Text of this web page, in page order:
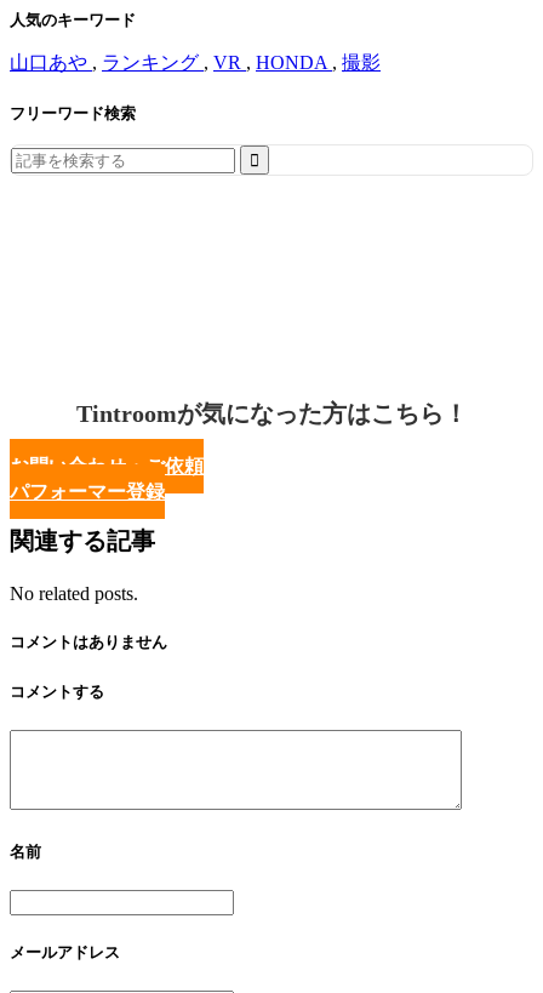
人気のキーワード
山口あや , ランキング , VR , HONDA , 撮影
フリーワード検索
Search
for:
Tintroomが気になった方はこちら！
お問い合わせ・ご依頼
パフォーマー登録
関連する記事
No related posts.
コメントはありません
コメントする
名前
メールアドレス